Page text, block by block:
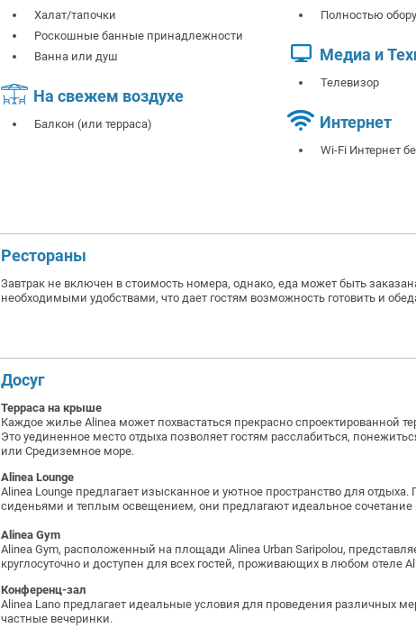
Халат/тапочки
Роскошные банные принадлежности
Ванна или душ
На свежем воздухе
Балкон (или терраса)
Полностью
Медиа и
Телевизор
Интернет
Wi-Fi Интернет
Рестораны
Завтрак не включен в стоимость номера, однако, еда может быть
необходимыми удобствами, что дает гостям возможность готовить и
Досуг
Терраса на крыше
Каждое жилье Alinea может похвастаться прекрасно спроектированной
Это уединенное место отдыха позволяет гостям расслабиться,
или Средиземное море.
Alinea Lounge
Alinea Lounge предлагает изысканное и уютное пространство для
сиденьями и теплым освещением, они предлагают идеальное сочетание
Alinea Gym
Alinea Gym, расположенный на площади Alinea Urban Saripolou,
круглосуточно и доступен для всех гостей, проживающих в любом отеле
Конференц-зал
Alinea Lano предлагает идеальные условия для проведения различных
частные вечеринки.